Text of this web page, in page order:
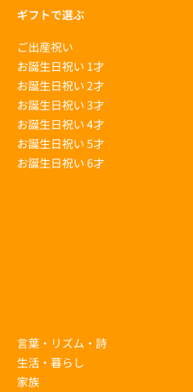
ギフトで選ぶ
ご出産祝い
お誕生日祝い 1才
お誕生日祝い 2才
お誕生日祝い 3才
お誕生日祝い 4才
お誕生日祝い 5才
お誕生日祝い 6才
言葉・リズム・詩
生活・暮らし
家族